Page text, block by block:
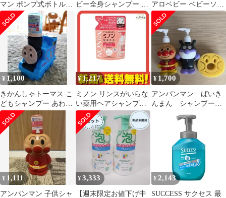
マン ポンプ式ボトルセ
ット ボトル シャン
プー お風呂
ビー全身シャンプー 泡
タイプ 50ml 旅行用
アロベビー ベビーソー
プ 本体
¥ 1,100
きかんしゃトーマス こ
どもシャンプー あわポ
ンプ
¥1,217
ミノン リンスがいらな
い薬用ヘアシャンプー
forキッズ 泡タイプ 詰
め替え用 320mL
¥ 1,700
アンパンマン ばいき
んまん シャンプーボ
トル お風呂セット
スポンジ
¥ 1,111
アンパンマン 子供シャ
¥3,333
【週末限定お値下げ中
¥ 2,143
SUCCESS サクセス 最